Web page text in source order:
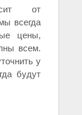
от
всегда
цены,
всем.
у
будут